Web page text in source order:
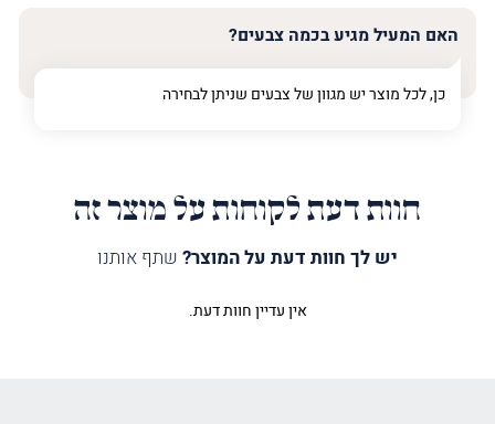
האם המעיל מגיע בכמה צבעים?
כן, לכל מוצר יש מגוון של צבעים שניתן לבחירה
חוות דעת לקוחות על מוצר זה
יש לך חוות דעת על המוצר? שתף אותנו
אין עדיין חוות דעת.